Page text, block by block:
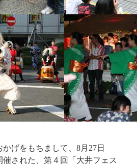
げをもちまして、8月27日
催された、第４回「大井フェス